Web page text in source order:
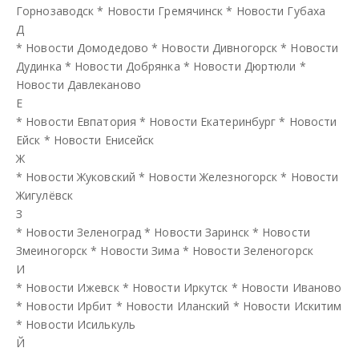
Горнозаводск * Новости Гремячинск * Новости Губаха
Д
* Новости Домодедово * Новости Дивногорск * Новости
Дудинка * Новости Добрянка * Новости Дюртюли *
Новости Давлеканово
Е
* Новости Евпатория * Новости Екатеринбург * Новости
Ейск * Новости Енисейск
Ж
* Новости Жуковский * Новости Железногорск * Новости
Жигулёвск
З
* Новости Зеленоград * Новости Заринск* Новости
Змеиногорск * Новости Зима * Новости Зеленогорск
И
* Новости Ижевск* Новости Иркутск * Новости Иваново
* Новости Ирбит * Новости Иланский * Новости Искитим
* Новости Исилькуль
Й